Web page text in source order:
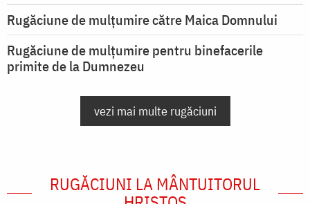
Rugăciune de mulţumire către Maica Domnului
Rugăciune de mulțumire pentru binefacerile
primite de la Dumnezeu
vezi mai multe rugăciuni
RUGĂCIUNI LA MÂNTUITORUL